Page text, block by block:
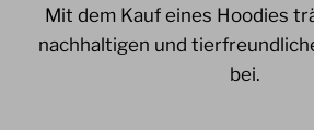
Mit dem Kauf eines Hoodies
nachhaltigen und
bei.